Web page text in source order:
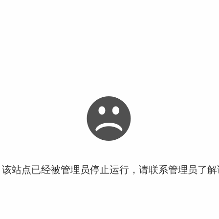
站点已经被管理员停止运行，请联系管理员了